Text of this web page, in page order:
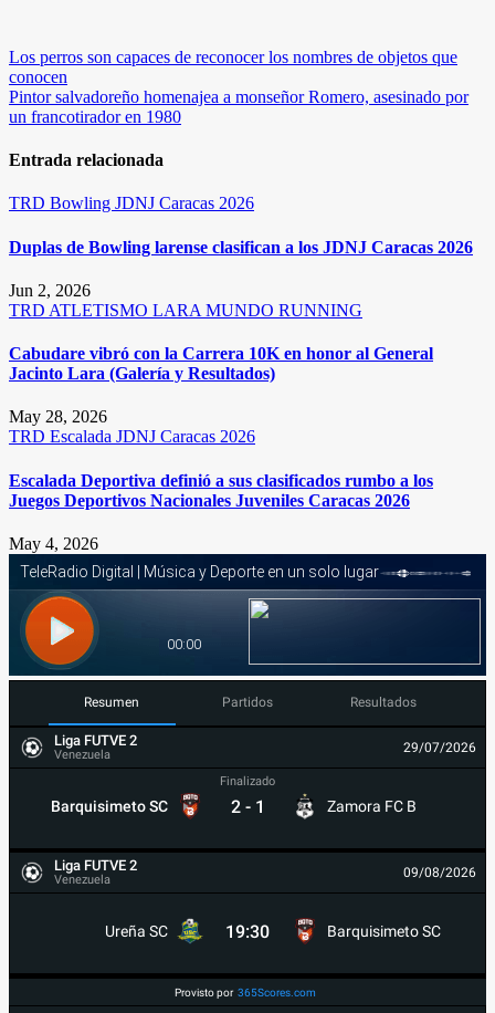
Navegación
de
entradas
Los perros son capaces de reconocer los nombres de objetos que
conocen
Pintor salvadoreño homenajea a monseñor Romero, asesinado por
un francotirador en 1980
Entrada relacionada
TRD Bowling JDNJ Caracas 2026
Duplas de Bowling larense clasifican a los JDNJ Caracas 2026
Jun 2, 2026
TRD ATLETISMO LARA MUNDO RUNNING
Cabudare vibró con la Carrera 10K en honor al General
Jacinto Lara (Galería y Resultados)
May 28, 2026
TRD Escalada JDNJ Caracas 2026
Escalada Deportiva definió a sus clasificados rumbo a los
Juegos Deportivos Nacionales Juveniles Caracas 2026
May 4, 2026
Resumen Partidos Resultados
Liga FUTVE 2
Venezuela 29/07/2026
Barquisimeto SC
Finalizado
2 - 1 Zamora FC B
Liga FUTVE 2
Venezuela 09/08/2026
Ureña SC 19:30 Barquisimeto SC
Provisto por 365Scores.com